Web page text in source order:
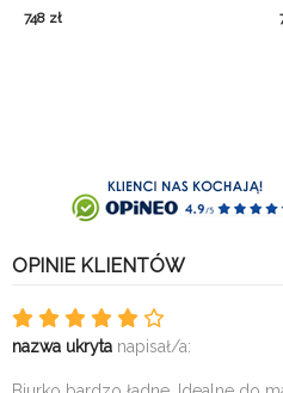
748 zł
OPINIE KLIENTÓW
nazwa ukryta napisał/a: